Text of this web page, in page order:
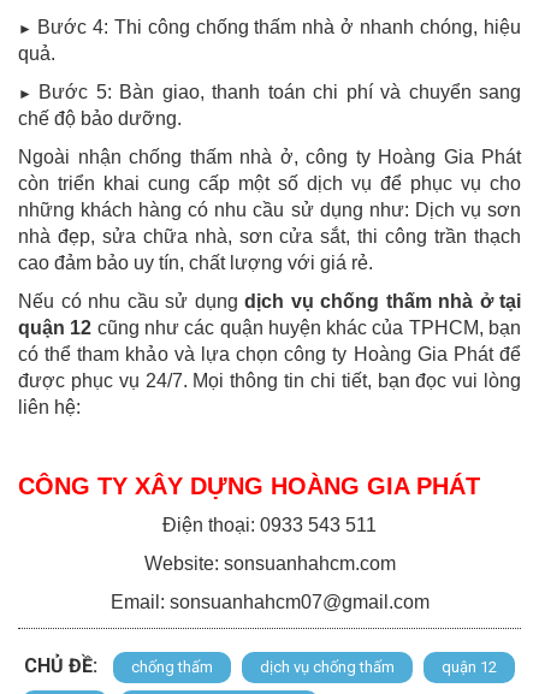
► Bước 4: Thi công chống thấm nhà ở nhanh chóng, hiệu
quả.
►
Bước 5: Bàn giao, thanh toán chi phí và chuyển sang
chế độ bảo dưỡng.
Ngoài nhận chống thấm nhà ở, công ty Hoàng Gia Phát
còn triển khai cung cấp một số dịch vụ để phục vụ cho
những khách hàng có nhu cầu sử dụng như: Dịch vụ sơn
nhà đẹp, sửa chữa nhà, sơn cửa sắt, thi công trần thạch
cao đảm bảo uy tín, chất lượng với giá rẻ.
Nếu có nhu cầu sử dụng dịch vụ chống thấm nhà ở tại
quận 12 cũng như các quận huyện khác của TPHCM, bạn
có thể tham khảo và lựa chọn công ty Hoàng Gia Phát để
được phục vụ 24/7. Mọi thông tin chi tiết, bạn đọc vui lòng
liên hệ:
CÔNG TY XÂY DỰNG HOÀNG GIA PHÁT
Điện thoại: 0933 543 511
Website: sonsuanhahcm.com
Email: sonsuanhahcm07@gmail.com
CHỦ ĐỀ: chống thấm dịch vụ chống thấm quận 12